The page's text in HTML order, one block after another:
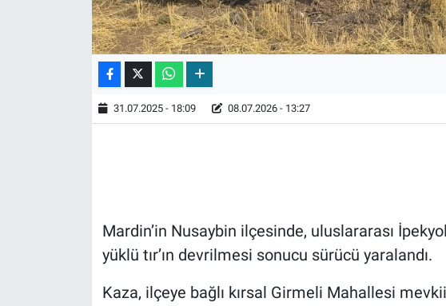
31.07.2025 - 18:09 08.07.2026 - 13:27
Mardin’in Nusaybin ilçesinde, uluslararası
yüklü tır’ın devrilmesi sonucu sürücü yaralandı.
Kaza, ilçeye bağlı kırsal Girmeli Mahallesi